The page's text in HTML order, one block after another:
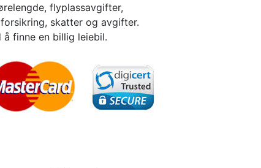
flyplassavgifter,
skatter og avgifter.
finne en billig leiebil.